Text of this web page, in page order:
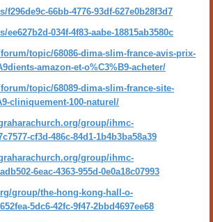
66bb-4776-93df-627e0b28f3d7
034f-4f83-aabe-18815ab3580c
topic/68086-dima-slim-france-avis-prix-
amazon-et-o%C3%B9-acheter/
topic/68089-dima-slim-france-site-
cliniquement-100-naturel/
group/ihmc-
cf3d-486c-84d1-1b4b3ba58a39
group/ihmc-
6eac-4363-955d-0e0a18c07993
group/the-hong-kong-hall-o-
5dc6-42fc-9f47-2bbd4697ee68